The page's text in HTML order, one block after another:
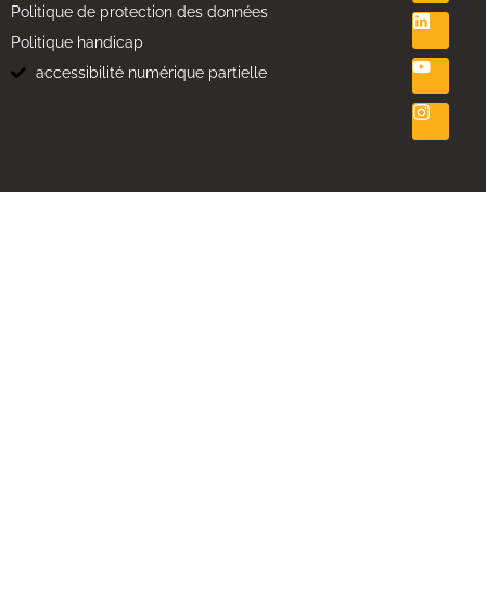
Politique de protection des données
Politique handicap
accessibilité numérique partielle